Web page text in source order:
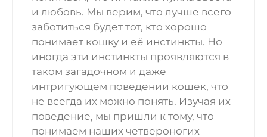
и любовь. Мы верим, что лучше всего
заботиться будет тот, кто хорошо
понимает кошку и её инстинкты. Но
иногда эти инстинкты проявляются в
таком загадочном и даже
интригующем поведении кошек, что
не всегда их можно понять. Изучая их
поведение, мы пришли к тому, что
понимаем наших четвероногих